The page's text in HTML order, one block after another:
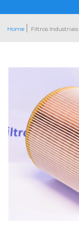
Home Filtros Industriais